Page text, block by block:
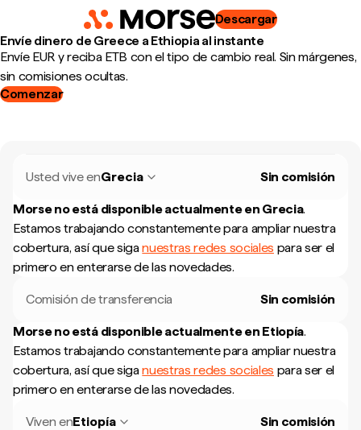
Descargar
Envíe dinero de Greece a Ethiopia al instante
Envíe EUR y reciba ETB con el tipo de cambio real. Sin márgenes,
sin comisiones ocultas.
Comenzar
Usted vive enGrecia Sin comisión
Morse no está disponible actualmente en Grecia.
Estamos trabajando constantemente para ampliar nuestra
cobertura, así que siganuestras redes sociales para ser el
primero en enterarse de las novedades.
Comisión de transferencia Sin comisión
Morse no está disponible actualmente en Etiopía.
Estamos trabajando constantemente para ampliar nuestra
cobertura, así que siganuestras redes sociales para ser el
primero en enterarse de las novedades.
Viven enEtiopía Sin comisión